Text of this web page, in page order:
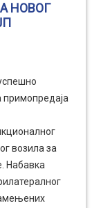
НОВОГ
возила за
Набавка